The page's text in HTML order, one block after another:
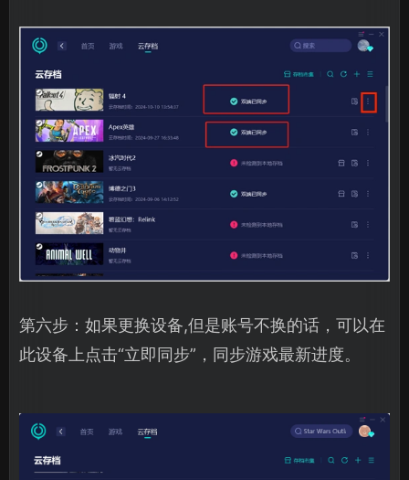
第六步：如果更换设备,但是账号不换的话，可以在
此设备上点击“立即同步”，同步游戏最新进度。